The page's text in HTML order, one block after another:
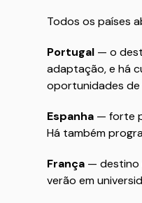
Todos os países
Portugal — o
adaptação, e há
oportunidades de
Espanha — forte
Há também
França — destino
verão em